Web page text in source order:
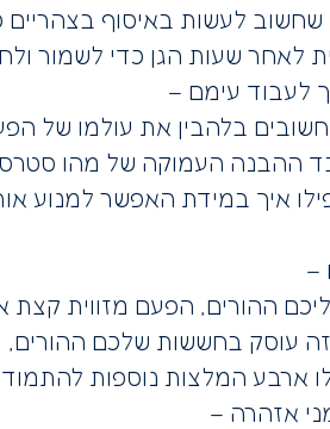
לעשות באיסוף
לאחר שעות הגן כדי לשמור
לעבוד עימם –
בלהבין את עולמו של
ההבנה העמוקה של מהו סטרס
איך במידת האפשר למנוע
–
ההורים, הפעם מזווית
עוסק בחששות שלכם ההורים,
ארבע המלצות נוספות
אזהרה –